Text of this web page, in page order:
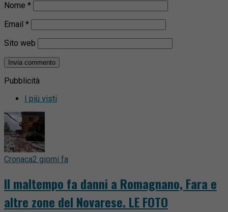
Nome *
Email *
Sito web
Pubblicità
I più visti
Cronaca2 giorni fa
Il maltempo fa danni a Romagnano, Fara e
altre zone del Novarese. LE FOTO